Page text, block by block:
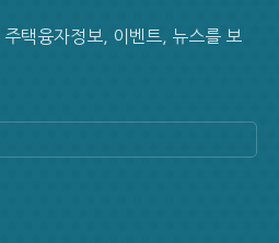
택융자정보, 이벤트, 뉴스를 보